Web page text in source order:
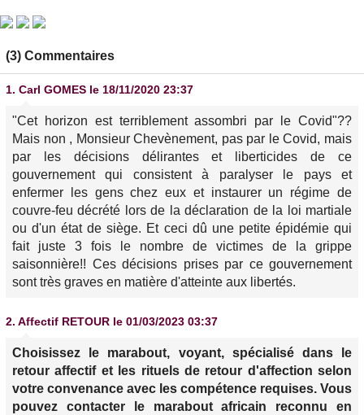
(3) Commentaires
1. Carl GOMES le 18/11/2020 23:37
"Cet horizon est terriblement assombri par le Covid"??
Mais non , Monsieur Chevènement, pas par le Covid, mais
par les décisions délirantes et liberticides de ce
gouvernement qui consistent à paralyser le pays et
enfermer les gens chez eux et instaurer un régime de
couvre-feu décrété lors de la déclaration de la loi martiale
ou d'un état de siège. Et ceci dû une petite épidémie qui
fait juste 3 fois le nombre de victimes de la grippe
saisonnière!! Ces décisions prises par ce gouvernement
sont très graves en matière d'atteinte aux libertés.
2. Affectif RETOUR le 01/03/2023 03:37
Choisissez le marabout, voyant, spécialisé dans le
retour affectif et les rituels de retour d'affection selon
votre convenance avec les compétence requises. Vous
pouvez contacter le marabout africain reconnu en